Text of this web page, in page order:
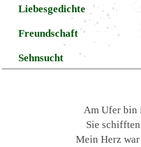
Liebesgedichte
Freundschaft
Sehnsucht
Am Ufer bin
Sie
Mein Herz